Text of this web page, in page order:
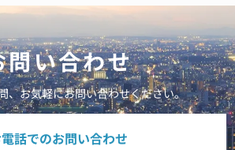
問い合わせ
、お気軽にお問い合わせください。
話でのお問い合わせ